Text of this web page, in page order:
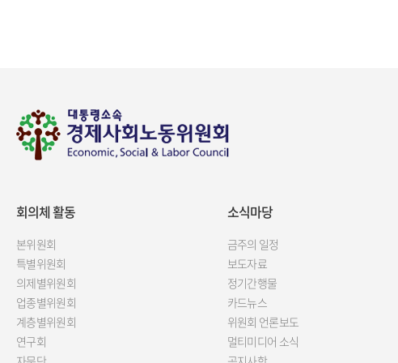
회의체 활동
본위원회
특별위원회
의제별위원회
업종별위원회
계층별위원회
연구회
소식마당
금주의 일정
보도자료
정기간행물
카드뉴스
위원회 언론보도
멀티미디어 소식